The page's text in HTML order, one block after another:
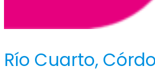
Río Cuarto,